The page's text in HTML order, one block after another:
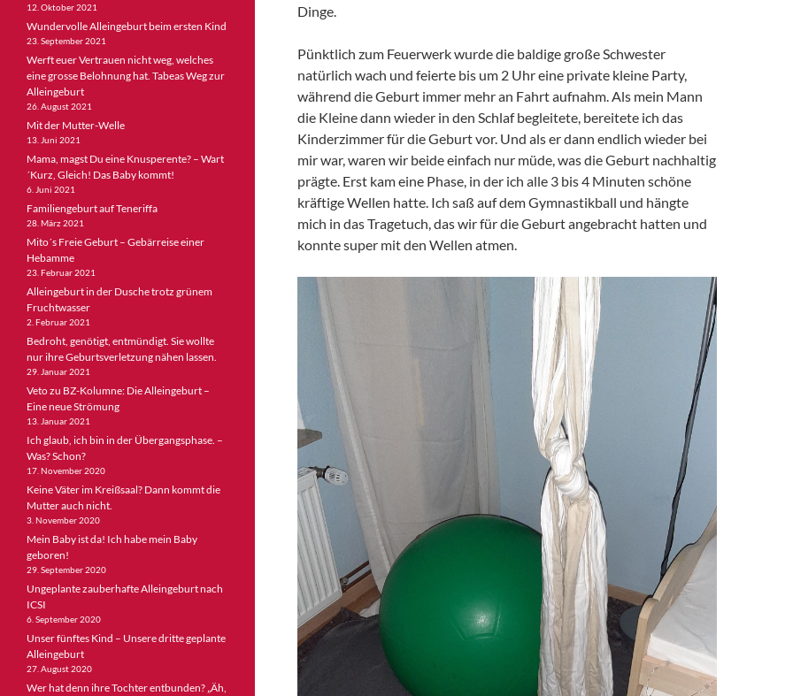
Dinge.
Pünktlich zum Feuerwerk wurde die baldige große Schwester
natürlich wach und feierte bis um 2 Uhr eine private kleine Party,
während die Geburt immer mehr an Fahrt aufnahm. Als mein Mann
die Kleine dann wieder in den Schlaf begleitete, bereitete ich das
Kinderzimmer für die Geburt vor. Und als er dann endlich wieder bei
mir war, waren wir beide einfach nur müde, was die Geburt nachhaltig
prägte. Erst kam eine Phase, in der ich alle 3 bis 4 Minuten schöne
kräftige Wellen hatte. Ich saß auf dem Gymnastikball und hängte
mich in das Tragetuch, das wir für die Geburt angebracht hatten und
konnte super mit den Wellen atmen.
12. Oktober 2021
Wundervolle Alleingeburt beim ersten Kind
23. September 2021
Werft euer Vertrauen nicht weg, welches
eine grosse Belohnung hat. Tabeas Weg zur
Alleingeburt
26. August 2021
Mit der Mutter-Welle
13. Juni 2021
Mama, magst Du eine Knusperente? – Wart
´Kurz, Gleich! Das Baby kommt!
6. Juni 2021
Familiengeburt auf Teneriffa
28. März 2021
Mito´s Freie Geburt – Gebärreise einer
Hebamme
23. Februar 2021
Alleingeburt in der Dusche trotz grünem
Fruchtwasser
2. Februar 2021
Bedroht, genötigt, entmündigt. Sie wollte
nur ihre Geburtsverletzung nähen lassen.
29. Januar 2021
Veto zu BZ-Kolumne: Die Alleingeburt –
Eine neue Strömung
13. Januar 2021
Ich glaub, ich bin in der Übergangsphase. –
Was? Schon?
17. November 2020
Keine Väter im Kreißsaal? Dann kommt die
Mutter auch nicht.
3. November 2020
Mein Baby ist da! Ich habe mein Baby
geboren!
29. September 2020
Ungeplante zauberhafte Alleingeburt nach
ICSI
6. September 2020
Unser fünftes Kind – Unsere dritte geplante
Alleingeburt
27. August 2020
Wer hat denn ihre Tochter entbunden? „Äh,